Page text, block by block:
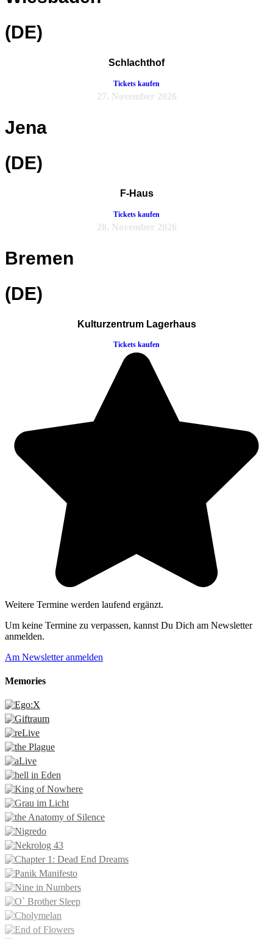
(DE)
Schlachthof
Tickets kaufen
27. November 2026
Jena
(DE)
F-Haus
Tickets kaufen
28. November 2026
Bremen
(DE)
Kulturzentrum Lagerhaus
Tickets kaufen
Weitere Termine werden laufend ergänzt.
Um keine Termine zu verpassen, kannst Du Dich am Newsletter
anmelden.
Am Newsletter anmelden
Memories